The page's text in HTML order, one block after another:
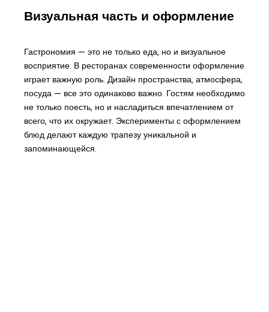
Визуальная часть и оформление
Гастрономия — это не только еда, но и визуальное
восприятие. В ресторанах современности оформление
играет важную роль. Дизайн пространства, атмосфера,
посуда — все это одинаково важно. Гостям необходимо
не только поесть, но и насладиться впечатлением от
всего, что их окружает. Эксперименты с оформлением
блюд делают каждую трапезу уникальной и
запоминающейся.